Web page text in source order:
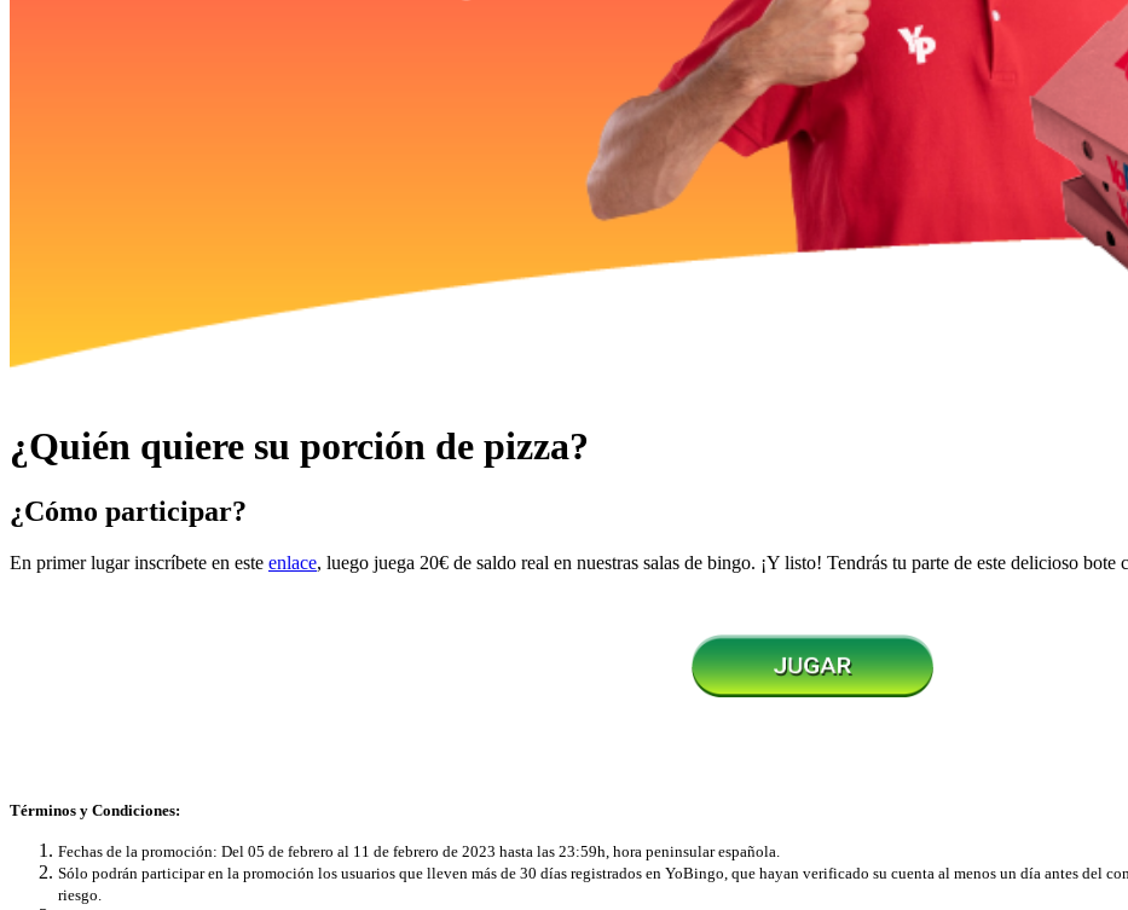
¿Quién quiere su porción de pizza?
¿Cómo participar?
En primer lugar inscríbete en este enlace, luego juega 20€ de saldo real en nuestras salas de bingo. ¡Y listo! Tendrás tu parte de este delicioso bote
Términos y Condiciones:
Fechas de la promoción: Del 05 de febrero al 11 de febrero de 2023 hasta las 23:59h, hora peninsular española.
Sólo podrán participar en la promoción los usuarios que lleven más de 30 días registrados en YoBingo, que hayan verificado su cuenta al menos un día antes del
riesgo.